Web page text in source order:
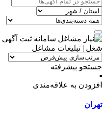
جستجو پیشرفته
افزودن به علاقه‌مندی
تهران